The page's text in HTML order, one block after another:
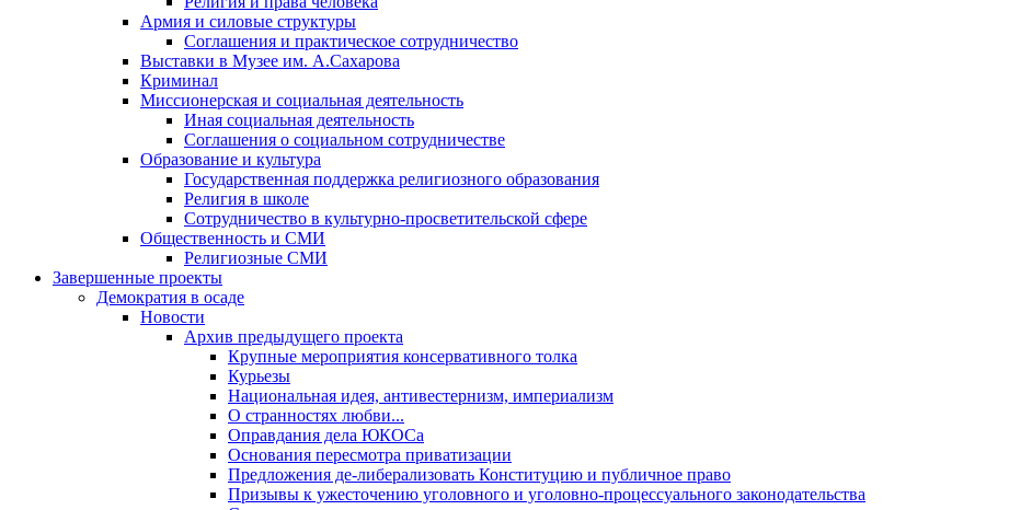
Армия и силовые структуры
Соглашения и практическое сотрудничество
Выставки в Музее им. А.Сахарова
Криминал
Миссионерская и социальная деятельность
Иная социальная деятельность
Соглашения о социальном сотрудничестве
Образование и культура
Государственная поддержка религиозного образования
Религия в школе
Сотрудничество в культурно-просветительской сфере
Общественность и СМИ
Религиозные СМИ
Завершенные проекты
Демократия в осаде
Новости
Архив предыдущего проекта
Крупные мероприятия консервативного толка
Курьезы
Национальная идея, антивестернизм, империализм
О странностях любви...
Оправдания дела ЮКОСа
Основания пересмотра приватизации
Предложения де-либерализовать Конституцию и публичное право
Призывы к ужесточению уголовного и уголовно-процессуального законодательства